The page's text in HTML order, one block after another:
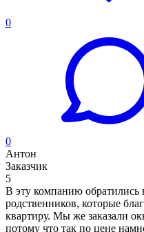
0
0
Антон
Заказчик
5
В эту компанию обратились
родственников, которые
квартиру. Мы же заказали
потому что так по цене